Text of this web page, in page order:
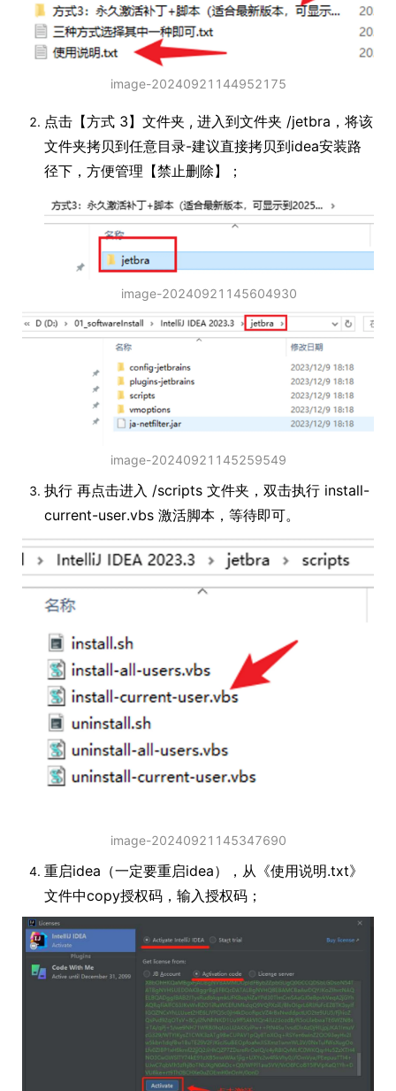
image-20240921144952175
点击【方式 3】文件夹 , 进入到文件夹 /jetbra，将该
文件夹拷贝到任意目录-建议直接拷贝到idea安装路
径下，方便管理【禁止删除】；
image-20240921145604930
image-20240921145259549
执行 再点击进入 /scripts 文件夹，双击执行 install-
current-user.vbs 激活脚本，等待即可。
image-20240921145347690
重启idea（一定要重启idea），从《使用说明.txt》
文件中copy授权码，输入授权码；